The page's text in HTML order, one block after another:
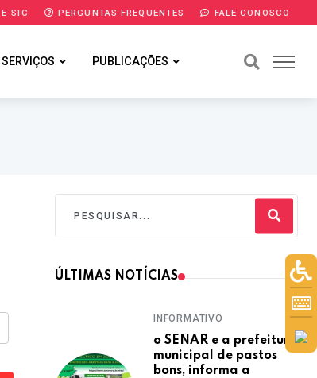
E-SIC PERGUNTAS FREQUENTES FALE CONOSCO
SERVIÇOS PUBLICAÇÕES
ÚLTIMAS NOTÍCIAS
INFORMATIVO
o SENAR e a prefeitura
municipal de pastos
bons, informa a